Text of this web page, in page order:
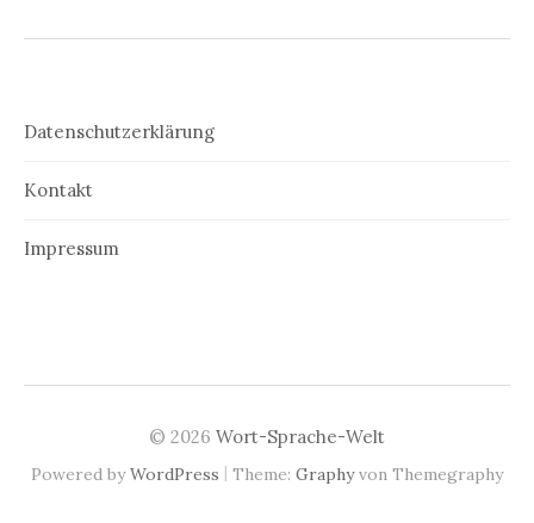
Datenschutzerklärung
Kontakt
Impressum
© 2026 Wort-Sprache-Welt
Powered byWordPress | Theme: Graphyvon Themegraphy